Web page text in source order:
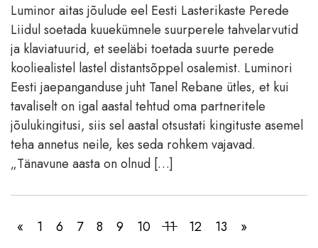
Luminor aitas jõulude eel Eesti Lasterikaste Perede
Liidul soetada kuuekümnele suurperele tahvelarvutid
ja klaviatuurid, et seeläbi toetada suurte perede
kooliealistel lastel distantsõppel osalemist. Luminori
Eesti jaepanganduse juht Tanel Rebane ütles, et kui
tavaliselt on igal aastal tehtud oma partneritele
jõulukingitusi, siis sel aastal otsustati kingituste asemel
teha annetus neile, kes seda rohkem vajavad.
„Tänavune aasta on olnud […]
« 1 6 7 8 9 10 11 12 13 »